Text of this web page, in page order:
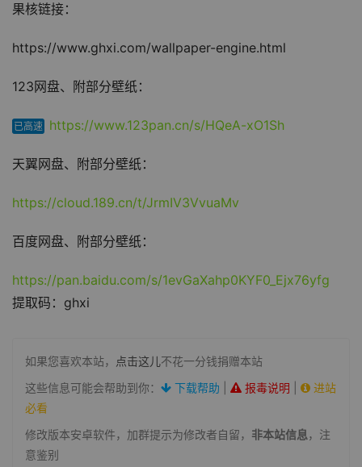
果核链接：
https://www.ghxi.com/wallpaper-engine.html
123网盘、附部分壁纸：
已高速 https://www.123pan.cn/s/HQeA-xO1Sh
天翼网盘、附部分壁纸：
https://cloud.189.cn/t/JrmIV3VvuaMv
百度网盘、附部分壁纸：
https://pan.baidu.com/s/1evGaXahp0KYF0_Ejx76yfg
提取码：ghxi
如果您喜欢本站， 点击这儿不花一分钱捐赠本站
这些信息可能会帮助到你：
下载帮助 报毒说明
进站
必看
修改版本安卓软件，加群提示为修改者自留， 非本站信息，注
意鉴别